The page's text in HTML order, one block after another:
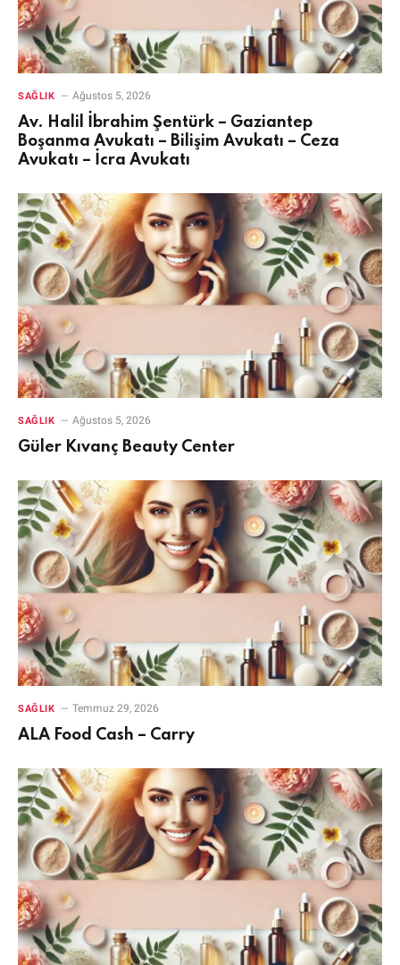
SAĞLIK Ağustos 5, 2026
Av. Halil İbrahim Şentürk – Gaziantep
Boşanma Avukatı – Bilişim Avukatı – Ceza
Avukatı – İcra Avukatı
SAĞLIK Ağustos 5, 2026
Güler Kıvanç Beauty Center
SAĞLIK Temmuz 29, 2026
ALA Food Cash – Carry